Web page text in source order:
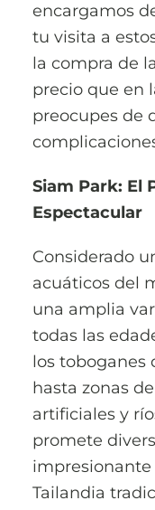
encargamos
tu visita a
la compra de
precio que en
preocupes de
Siam Park: El
Espectacular
Considerado
acuáticos del
una amplia
todas las
los toboganes
hasta zonas
artificiales y
promete
impresionante
Tailandia